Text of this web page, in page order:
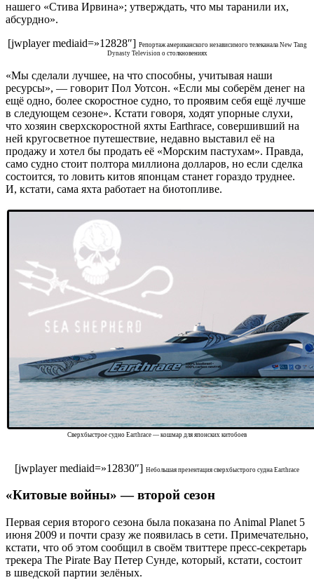
нашего «Стива Ирвина»; утверждать, что мы таранили их,
абсурдно».
[jwplayer mediaid=»12828″] Репортаж американского независимого телеканала New Tang
Dynasty Television о столкновениях
«Мы сделали лучшее, на что способны, учитывая наши
ресурсы», — говорит Пол Уотсон. «Если мы соберём денег на
ещё одно, более скоростное судно, то проявим себя ещё лучше
в следующем сезоне». Кстати говоря, ходят упорные слухи,
что хозяин сверхскоростной яхты Earthrace, совершивший на
ней кругосветное путешествие, недавно выставил её на
продажу и хотел бы продать её «Морским пастухам». Правда,
само судно стоит полтора миллиона долларов, но если сделка
состоится, то ловить китов японцам станет гораздо труднее.
И, кстати, сама яхта работает на биотопливе.
Сверхбыстрое судно Earthrace — кошмар для японских китобоев
[jwplayer mediaid=»12830″] Небольшая презентация сверхбыстрого судна Earthrace
«Китовые войны» — второй сезон
Первая серия второго сезона была показана по Animal Planet 5
июня 2009 и почти сразу же появилась в сети. Примечательно,
кстати, что об этом сообщил в своём твиттере пресс-секретарь
трекера The Pirate Bay Петер Сунде, который, кстати, состоит
в шведской партии зелёных.